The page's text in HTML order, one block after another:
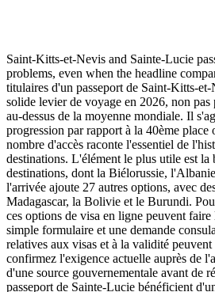
Saint-Kitts-et-Nevis and Sainte-Lucie
problems, even when the headline
titulaires d'un passeport de Saint-Kitts-
solide levier de voyage en 2026, non
au-dessus de la moyenne mondiale. Il
progression par rapport à la 40ème place
nombre d'accès raconte l'essentiel de
destinations. L'élément le plus utile est la
destinations, dont la Biélorussie,
l'arrivée ajoute 27 autres options, avec
Madagascar, la Bolivie et le Burundi.
ces options de visa en ligne peuvent
simple formulaire et une demande
relatives aux visas et à la validité
confirmez l'exigence actuelle auprès de
d'une source gouvernementale avant de
passeport de Sainte-Lucie bénéficient